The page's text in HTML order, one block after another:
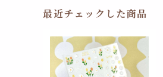
最近チェックした商品